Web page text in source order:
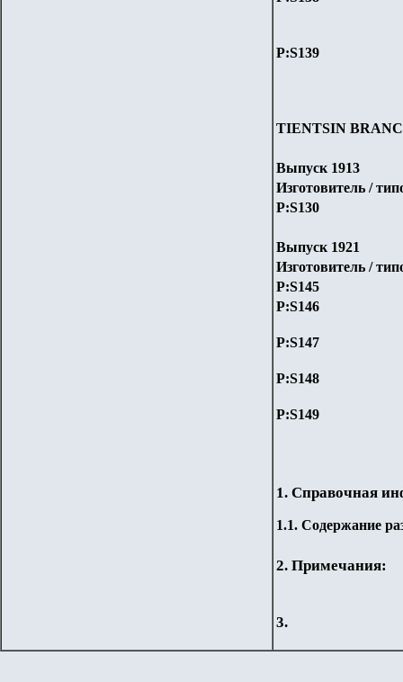
P:S139
TIENTSIN
Выпуск 1913
Изготовитель /
P:S130
Выпуск 1921
Изготовитель /
P:S145
P:S146
P:S147
P:S148
P:S149
1. Справочная
1.1. Содержание
2. Примечания:
3.